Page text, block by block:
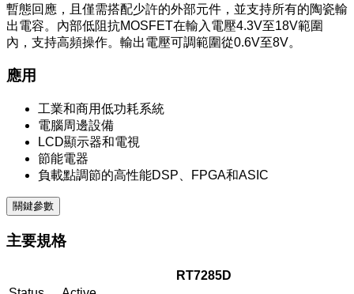
暫態回應，且僅需搭配少許的外部元件，並支持所有的陶瓷輸
出電容。內部低阻抗MOSFET在輸入電壓4.3V至18V範圍
內，支持高頻操作。輸出電壓可調範圍從0.6V至8V。
應用
工業和商用低功耗系統
電腦周邊設備
LCD顯示器和電視
節能電器
負載點調節的高性能DSP、FPGA和ASIC
關鍵參數
主要規格
RT7285D